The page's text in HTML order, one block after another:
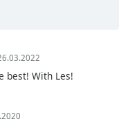
best! With Les!